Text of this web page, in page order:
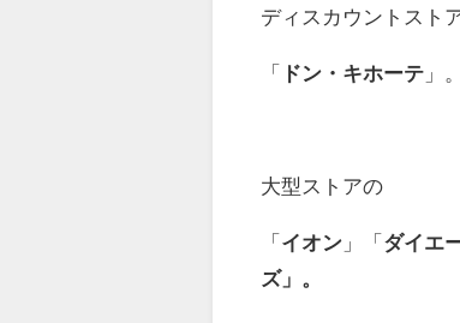
ディスカウントスト
「 ドン・キホーテ 」。
大型ストアの
「 イオン 」「 ダイエ
ズ」。